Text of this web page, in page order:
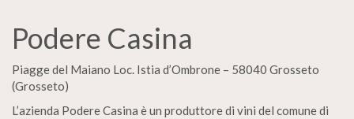
Podere Casina
Piagge del Maiano Loc. Istia d’Ombrone – 58040 Grosseto
(Grosseto)
L’azienda Podere Casina è un produttore di vini del comune di